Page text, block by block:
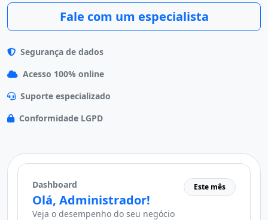
Fale com um especialista
Segurança de dados
Acesso 100% online
Suporte especializado
Conformidade LGPD
Dashboard
Olá, Administrador!
Veja o desempenho do seu negócio
Este mês